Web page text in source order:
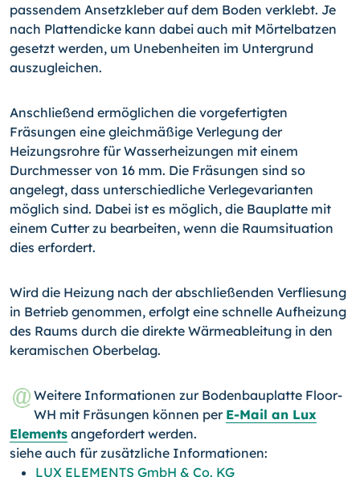
passendem Ansetzkleber auf dem Boden verklebt. Je
nach Plattendicke kann dabei auch mit Mörtelbatzen
gesetzt werden, um Unebenheiten im Untergrund
auszugleichen.
Anschließend ermöglichen die vorgefertigten
Fräsungen eine gleichmäßige Verlegung der
Heizungsrohre für Wasserheizungen mit einem
Durchmesser von 16 mm. Die Fräsungen sind so
angelegt, dass unterschiedliche Verlegevarianten
möglich sind. Dabei ist es möglich, die Bauplatte mit
einem Cutter zu bearbeiten, wenn die Raumsituation
dies erfordert.
Wird die Heizung nach der abschließenden Verfliesung
in Betrieb genommen, erfolgt eine schnelle Aufheizung
des Raums durch die direkte Wärmeableitung in den
keramischen Oberbelag.
Weitere Informationen zur Bodenbauplatte Floor-
WH mit Fräsungen können per E-Mail an Lux
Elements angefordert werden.
siehe auch für zusätzliche Informationen:
LUX ELEMENTS GmbH & Co. KG